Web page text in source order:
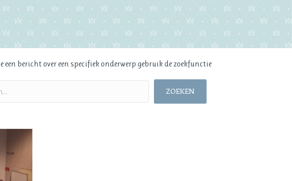
een bericht over een specifiek onderwerp gebruik de zoekfunctie
ZOEKEN